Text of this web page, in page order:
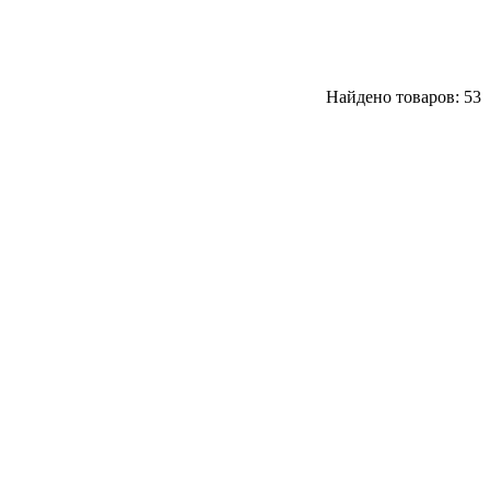
Найдено товаров: 53